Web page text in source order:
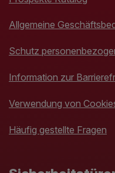
Allgemeine
Schutz
Information zur
Verwendung von
Häufig gestellte Fragen